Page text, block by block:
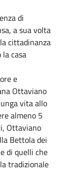
di
a sua volta
cittadinanza
casa
e
Ottaviano
vita allo
almeno 5
Ottaviano
Bettola dei
di quelli che
tradizionale